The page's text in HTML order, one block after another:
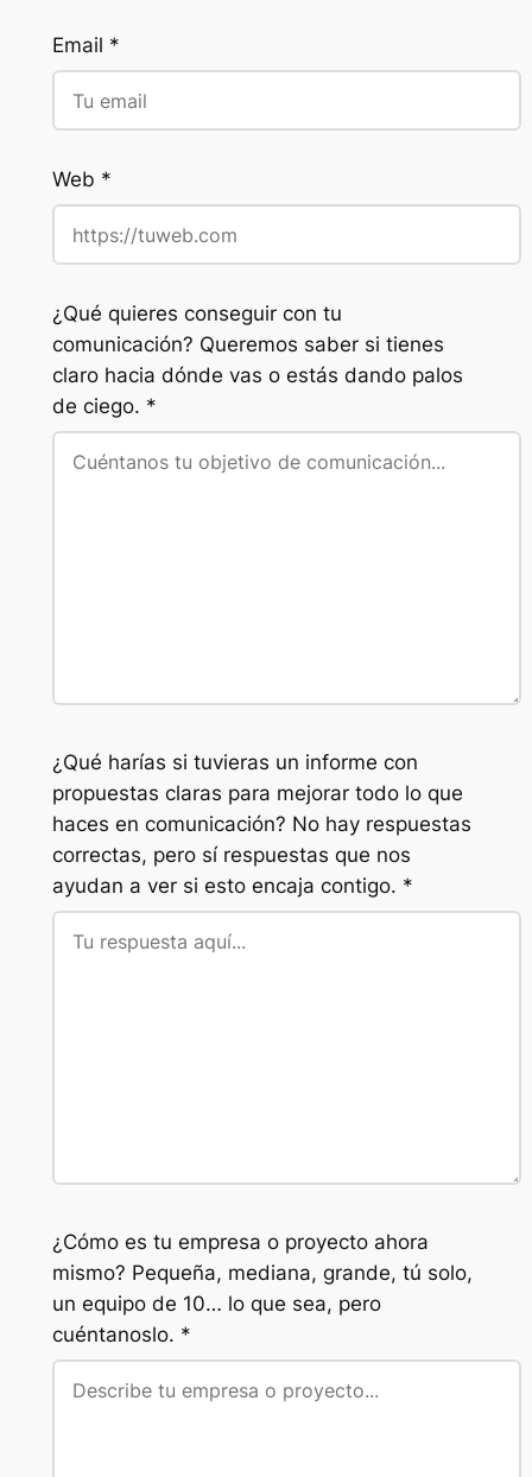
Email *
Web *
¿Qué quieres conseguir con tu
comunicación? Queremos saber si tienes
claro hacia dónde vas o estás dando palos
de ciego. *
¿Qué harías si tuvieras un informe con
propuestas claras para mejorar todo lo que
haces en comunicación? No hay respuestas
correctas, pero sí respuestas que nos
ayudan a ver si esto encaja contigo. *
¿Cómo es tu empresa o proyecto ahora
mismo? Pequeña, mediana, grande, tú solo,
un equipo de 10… lo que sea, pero
cuéntanoslo. *